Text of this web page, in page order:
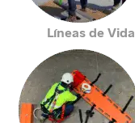
Líneas de Vida